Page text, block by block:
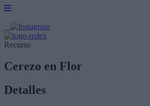
Recurso
Cerezo en Flor
Detalles